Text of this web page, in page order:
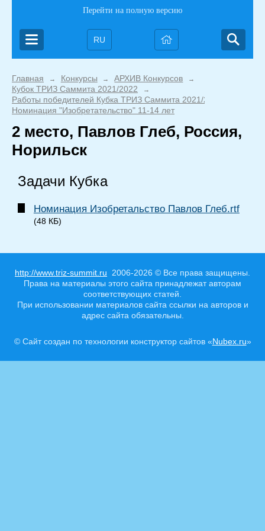
Перейти на полную версию
RU
Главная → Конкурсы → АРХИВ Конкурсов →
Кубок ТРИЗ Саммита 2021/2022 →
Работы победителей Кубка ТРИЗ Саммита 2021/2022
Номинация "Изобретательство" 11-14 лет
2 место, Павлов Глеб, Россия,
Норильск
Задачи Кубка
Номинация Изобретальство Павлов Глеб.rtf
(48 КБ)
http://www.triz-summit.ru 2006-2026 © Все права защищены.
Права на материалы этого сайта принадлежат авторам
соответствующих статей.
При использовании материалов сайта ссылки на авторов и
адрес сайта обязательны.
© Сайт создан по технологии конструктор сайтов «Nubex.ru»